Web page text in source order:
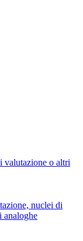
valutazione o altri
nuclei di
analoghe